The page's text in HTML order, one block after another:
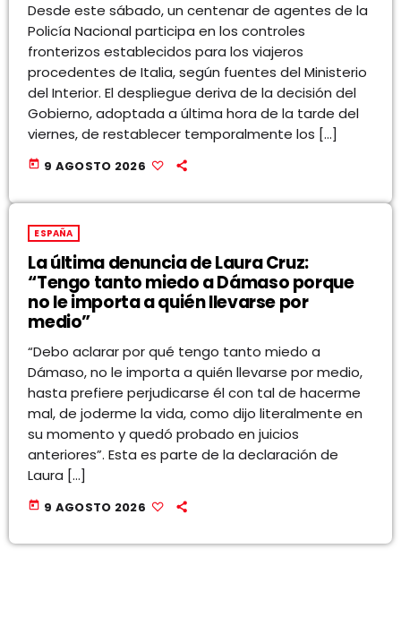
Desde este sábado, un centenar de agentes de la
Policía Nacional participa en los controles
fronterizos establecidos para los viajeros
procedentes de Italia, según fuentes del Ministerio
del Interior. El despliegue deriva de la decisión del
Gobierno, adoptada a última hora de la tarde del
viernes, de restablecer temporalmente los […]
today 9 AGOSTO 2026
ESPAÑA
La última denuncia de Laura Cruz:
“Tengo tanto miedo a Dámaso porque
no le importa a quién llevarse por
medio”
“Debo aclarar por qué tengo tanto miedo a
Dámaso, no le importa a quién llevarse por medio,
hasta prefiere perjudicarse él con tal de hacerme
mal, de joderme la vida, como dijo literalmente en
su momento y quedó probado en juicios
anteriores”. Esta es parte de la declaración de
Laura […]
today 9 AGOSTO 2026